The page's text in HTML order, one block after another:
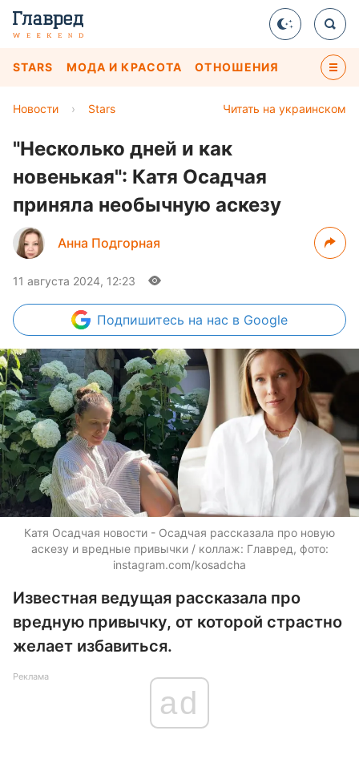
STARS МОДА И КРАСОТА ОТНОШЕНИЯ
Читать на украинском
Новости › Stars
"Несколько дней и как
новенькая": Катя Осадчая
приняла необычную аскезу
Анна Подгорная
11 августа 2024, 12:23
Подпишитесь на нас в Google
Катя Осадчая новости - Осадчая рассказала про новую
аскезу и вредные привычки / коллаж: Главред, фото:
instagram.com/kosadcha
Известная ведущая рассказала про
вредную привычку, от которой страстно
желает избавиться.
Реклама
ad